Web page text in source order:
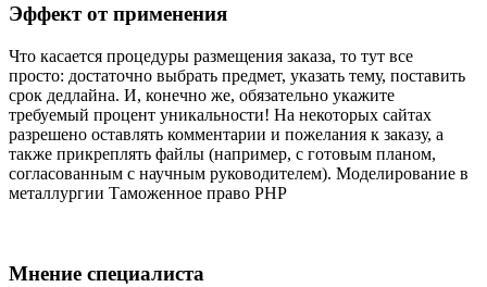
Эффект от применения
Что касается процедуры размещения заказа, то тут все
просто: достаточно выбрать предмет, указать тему, поставить
срок дедлайна. И, конечно же, обязательно укажите
требуемый процент уникальности! На некоторых сайтах
разрешено оставлять комментарии и пожелания к заказу, а
также прикреплять файлы (например, с готовым планом,
согласованным с научным руководителем). Моделирование в
металлургии Таможенное право PHP
Мнение специалиста